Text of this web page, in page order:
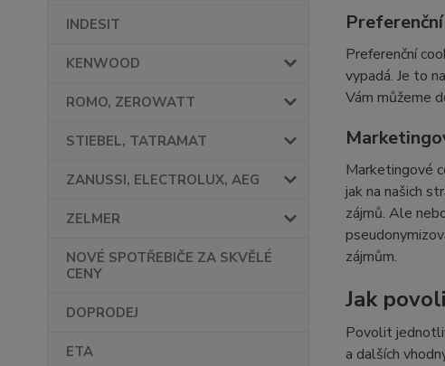
INDESIT
KENWOOD
ROMO, ZEROWATT
STIEBEL, TATRAMAT
ZANUSSI, ELECTROLUX, AEG
ZELMER
NOVÉ SPOTŘEBIČE ZA SKVĚLÉ
CENY
DOPRODEJ
ETA
Preferenční
vypadá. Je to
Vám můžeme
Marketingové
jak na našich
zájmů. Ale
zájmům.
Jak
Povolit
a dalších